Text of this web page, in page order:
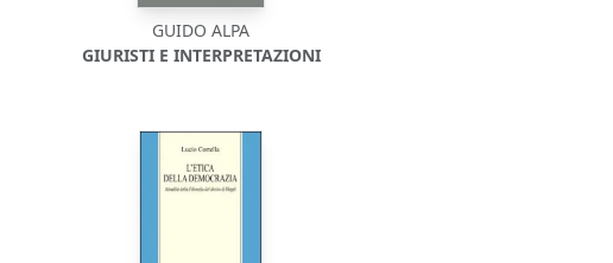
GUIDO ALPA
GIURISTI E INTERPRETAZIONI